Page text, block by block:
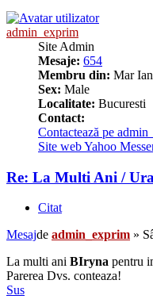
admin_exprim
Site Admin
Mesaje: 654
Membru din: Mar
Sex: Male
Localitate: Bucuresti
Contact:
Contactează pe
Site webYahoo
Re: La Multi Ani /
Citat
Mesajde admin_exprim »
La multi ani BIryna pentru
Parerea Dvs. conteaza!
Sus